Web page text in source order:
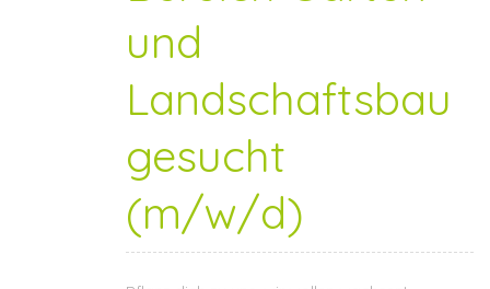
und
Landschaftsbau
gesucht
(m/w/d)